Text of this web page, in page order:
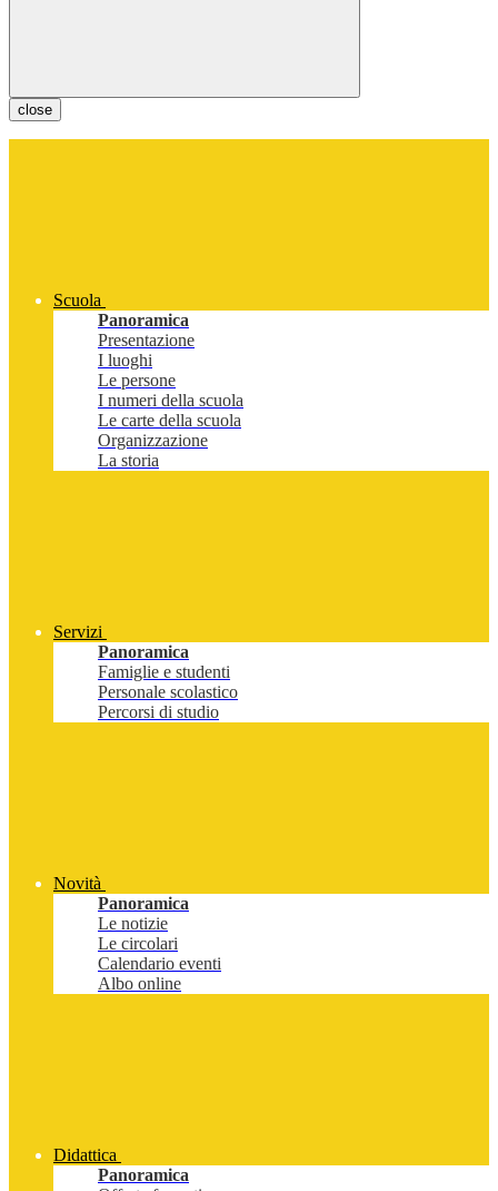
close
Scuola
Panoramica
Presentazione
I luoghi
Le persone
I numeri della scuola
Le carte della scuola
Organizzazione
La storia
Servizi
Panoramica
Famiglie e studenti
Personale scolastico
Percorsi di studio
Novità
Panoramica
Le notizie
Le circolari
Calendario eventi
Albo online
Didattica
Panoramica